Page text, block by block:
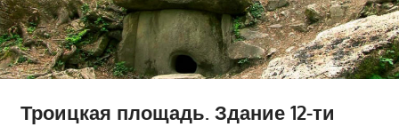
Троицкая площадь. Здание 12-ти